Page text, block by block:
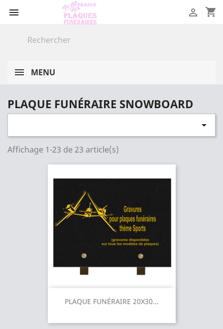
 shopping_cart

MENU
PLAQUE FUNÉRAIRE SNOWBOARD

Affichage 1-23 de 23 article(s)
PLAQUE FUNÉRAIRE 20X30...